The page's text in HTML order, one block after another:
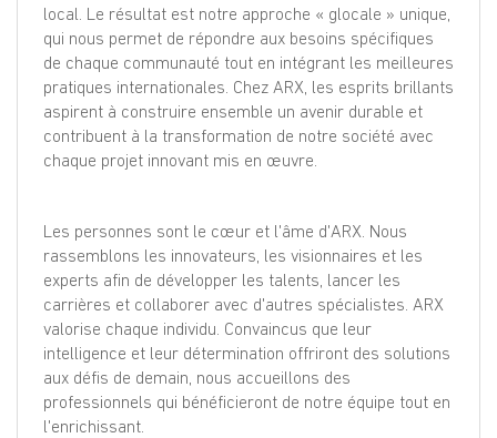
local. Le résultat est notre approche « glocale » unique,
qui nous permet de répondre aux besoins spécifiques
de chaque communauté tout en intégrant les meilleures
pratiques internationales. Chez ARX, les esprits brillants
aspirent à construire ensemble un avenir durable et
contribuent à la transformation de notre société avec
chaque projet innovant mis en œuvre.
Les personnes sont le cœur et l'âme d'ARX. Nous
rassemblons les innovateurs, les visionnaires et les
experts afin de développer les talents, lancer les
carrières et collaborer avec d'autres spécialistes. ARX
valorise chaque individu. Convaincus que leur
intelligence et leur détermination offriront des solutions
aux défis de demain, nous accueillons des
professionnels qui bénéficieront de notre équipe tout en
l'enrichissant.